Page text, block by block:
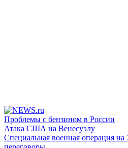
Проблемы с бензином в России
Атака США на Венесуэлу
Специальная военная операция